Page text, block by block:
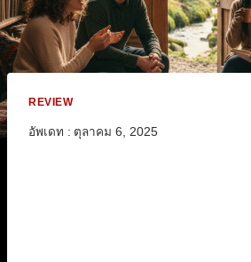
REVIEW
อัพเดท : ตุลาคม 6, 2025